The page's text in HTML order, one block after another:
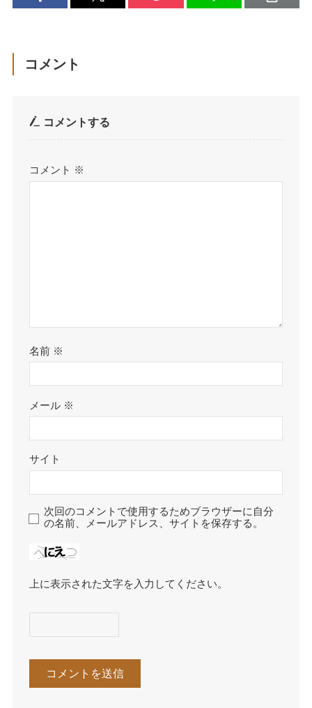
コメント
コメントする
コメント ※
名前 ※
メール ※
サイト
次回のコメントで使用するためブラウザーに自分
の名前、メールアドレス、サイトを保存する。
上に表示された文字を入力してください。